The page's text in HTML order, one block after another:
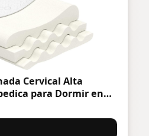
Cervical Alta
para Dormir en
- Cojín
y Espalda